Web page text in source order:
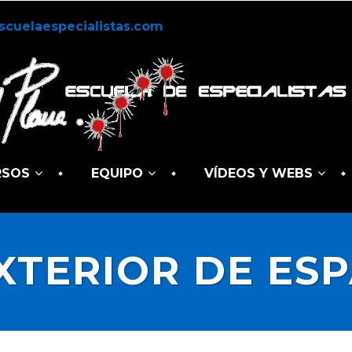
EQUIPO VÍDEOS Y WEBS
DE